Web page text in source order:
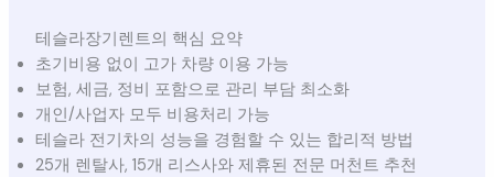
테슬라장기렌트의 핵심 요약
초기비용 없이 고가 차량 이용 가능
보험, 세금, 정비 포함으로 관리 부담 최소화
개인/사업자 모두 비용처리 가능
테슬라 전기차의 성능을 경험할 수 있는 합리적 방법
25개 렌탈사, 15개 리스사와 제휴된 전문 머천트 추천